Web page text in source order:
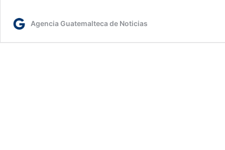
Agencia Guatemalteca de Noticias